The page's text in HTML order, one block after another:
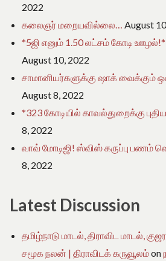
2022
கலைஞர் மறையவில்லை…
August
*5ஜி எனும் 1.50 லட்சம் கோடி ஊழல்!*
August 10, 2022
சாமானியர்களுக்கு ஷாக் வைக்கும்
August 8, 2022
*323 கோடியில் காவல்துறைக்கு
8, 2022
வாவ் மோடிஜி! ஸ்விஸ் கருப்பு பணம்
8, 2022
Latest Discussion
தமிழ்நாடு மாடல், திராவிட மாடல்,
சமூக நலன் | திராவிடக் கருவூலம்on